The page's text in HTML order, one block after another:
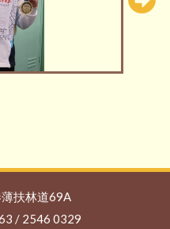
扶林道69A
/ 2546 0329